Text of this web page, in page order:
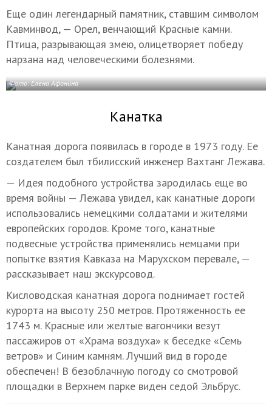
Еще один легендарный памятник, ставшим символом
Кавминвод, — Орел, венчающий Красные камни.
Птица, разрывающая змею, олицетворяет победу
нарзана над человеческими болезнями.
Фото: Елена Афонина
Канатка
Канатная дорога появилась в городе в 1973 году. Ее
создателем был тбилисский инженер Вахтанг Лежава.
— Идея подобного устройства зародилась еще во
время войны — Лежава увидел, как канатные дороги
использовались немецкими солдатами и жителями
европейских городов. Кроме того, канатные
подвесные устройства применялись немцами при
попытке взятия Кавказа на Марухском перевале, —
рассказывает наш экскурсовод.
Кисловодская канатная дорога поднимает гостей
курорта на высоту 250 метров. Протяженность ее
1743 м. Красные или желтые вагончики везут
пассажиров от «Храма воздуха» к беседке «Семь
ветров» и Синим камням. Лучший вид в городе
обеспечен! В безоблачную погоду со смотровой
площадки в Верхнем парке виден седой Эльбрус.